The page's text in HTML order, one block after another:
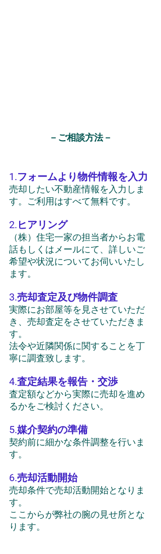
－ご相談方法－
1.フォームより物件情報を入力
売却したい不動産情報を入力しま
す。ご利用はすべて無料です。
2.ヒアリング
（株）住宅一家の担当者からお電
話もしくはメールにて、詳しいご
希望や状況についてお伺いいたし
ます。
3.売却査定及び物件調査
実際にお部屋等を見させていただ
き、売却査定をさせていただきま
す。
法令や近隣関係に関することを丁
寧に調査致します。
4.査定結果を報告・交渉
査定額などから実際に売却を進め
るかをご検討ください。
5.媒介契約の準備
契約前に細かな条件調整を行いま
す。
6.売却活動開始
売却条件で売却活動開始となりま
す。
ここからが弊社の腕の見せ所とな
ります。